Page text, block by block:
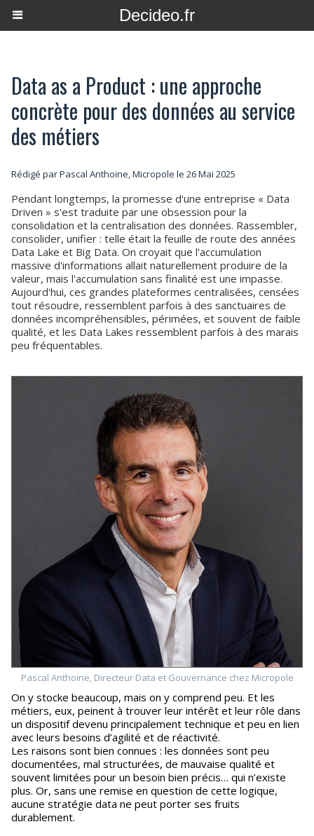
Decideo.fr
Data as a Product : une approche
concrète pour des données au service
des métiers
Rédigé par Pascal Anthoine, Micropole le 26 Mai 2025
Pendant longtemps, la promesse d'une entreprise « Data
Driven » s'est traduite par une obsession pour la
consolidation et la centralisation des données. Rassembler,
consolider, unifier : telle était la feuille de route des années
Data Lake et Big Data. On croyait que l'accumulation
massive d'informations allait naturellement produire de la
valeur, mais l'accumulation sans finalité est une impasse.
Aujourd'hui, ces grandes plateformes centralisées, censées
tout résoudre, ressemblent parfois à des sanctuaires de
données incompréhensibles, périmées, et souvent de faible
qualité, et les Data Lakes ressemblent parfois à des marais
peu fréquentables.
Pascal Anthoine, Directeur Data et Gouvernance chez Micropole
On y stocke beaucoup, mais on y comprend peu. Et les
métiers, eux, peinent à trouver leur intérêt et leur rôle dans
un dispositif devenu principalement technique et peu en lien
avec leurs besoins d’agilité et de réactivité.
Les raisons sont bien connues : les données sont peu
documentées, mal structurées, de mauvaise qualité et
souvent limitées pour un besoin bien précis… qui n’existe
plus. Or, sans une remise en question de cette logique,
aucune stratégie data ne peut porter ses fruits
durablement.